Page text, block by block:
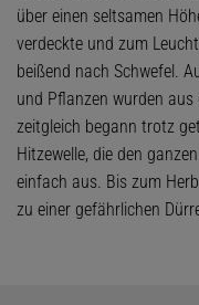
über einen seltsamen
verdeckte und zum
beißend nach Schwefel.
und Pflanzen wurden
zeitgleich begann trotz
Hitzewelle, die den
einfach aus. Bis zum
zu einer gefährlichen